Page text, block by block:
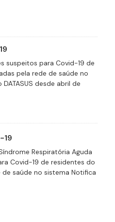
suspeitos para Covid-19 de
pela rede de saúde no
desde abril de
19
Respiratória Aguda
Covid-19 de residentes do
de saúde no sistema Notifica